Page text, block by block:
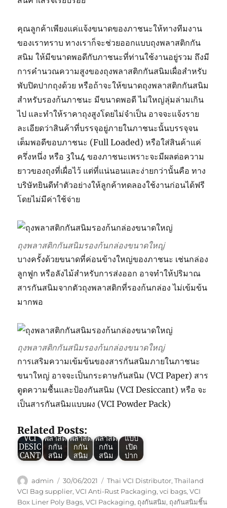
คุณลูกค้าเพียงแค่แจ้งขนาดของภาชนะให้ทางทีมงาน
ของเราทราบ ทางเราก็จะช่วยออกแบบถุงพลาสติกกัน
สนิม ให้มีขนาดพอดีกับภาชนะที่ท่านใช้งานอยู่รวม ถึงมี
การคำนวณความสูงของถุงพลาสติกกันสนิมเผื่อสำหรับ
พับปิดปากถุงด้วย หรือถ้าจะให้ขนาดถุงพลาสติกกันสนิม
สำหรับรองก้นภาชนะ มีขนาดพอดี ไม่ใหญ่ลุ่มล่ามเกิน
ไป และทำให้ราคาถุงสูงโดยไม่จำเป็น อาจจะแจ้งราย
ละเอียดว่าสินค้าที่บรรจุอยู่ภายในภาชนะนั้นบรรจุจน
เต็มพอดีขอบภาชนะ (Full Loaded) หรือใส่สินค้าแค่
ครึ่งหนึ่ง หรือ 3ใน4 ของภาชนะเพราะจะมีผลต่อความ
ยาวของถุงที่เผื่อไว้ แต่ที่แน่นอนและง่ายกว่านั้นคือ ทาง
บริษัทยินดีทำตัวอย่างให้ลูกค้าทดลองใช้งานก่อนได้ฟรี
โดยไม่มีค่าใช้จ่าย
ถุงพลาสติกกันสนิมรองก้นกล่องขนาดใหญ่
บางครั้งด้วยขนาดที่ค่อนข้างใหญ่ของภาชนะ เช่นกล่อง
ลูกฟูก หรือลังไม้สำหรับการส่งออก อาจทำให้ปริมาณ
สารกันสนิมจากตัวถุงพลาสติกที่รองก้นกล่อง ไม่เข้มข้น
มากพอ
ถุงพลาสติกกันสนิมรองก้นกล่องขนาดใหญ่
การเสริมความเข้มข้นของสารกันสนิมภายในภาชนะ
ขนาใหญ่ อาจจะเป็นกระดาษกันสนิม (VCI Paper) สาร
ดูดความชื้นและป้องกันสนิม (VCI Desiccant) หรือ จะ
เป็นสารกันสนิมแบบผง (VCI Powder Pack)
Related Posts:
Green
VCI :
ถุง
สนิม +
VCI
DESIC
CANT
Green
ล็อค
พลาสติ
กกัน
สนิม
Green
VCI :
นวัฒ
กรรม
ในการ
ด้วย
พลาสติ
กกัน
สนิม
Green
พลาสติ
กกัน
สนิม
Green
VCI :
แบบ
เปิด
ปาก
Author
admin
Posted
on
30/06/2021 Tags
Thai VCI Distributor,Thailand
VCI Bag supplier,VCI Anti-Rust Packaging,vci bags,VCI
Box Liner Poly Bags,VCI Packaging, ถุงกันสนิม, ถุงกันสนิมชิ้น